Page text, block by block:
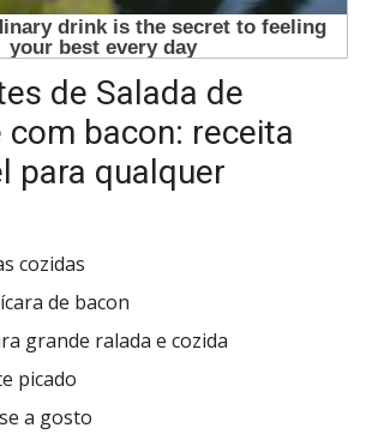
de Salada de
com bacon: receita
para qualquer
cozidas
de bacon
grande ralada e cozida
picado
a gosto